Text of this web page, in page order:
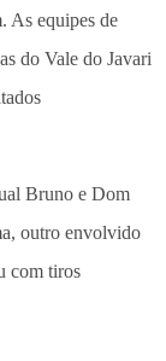
As equipes de
do Vale do Javari